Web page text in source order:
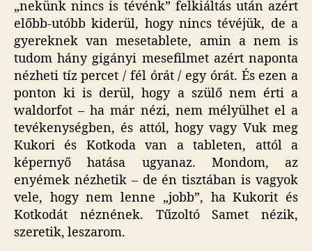
„nekünk nincs is tévénk” felkiáltás után azért
előbb-utóbb kiderül, hogy nincs tévéjük, de a
gyereknek van mesetablete, amin a nem is
tudom hány gigányi mesefilmet azért naponta
nézheti tíz percet / fél órát / egy órát. És ezen a
ponton ki is derül, hogy a szülő nem érti a
waldorfot – ha már nézi, nem mélyülhet el a
tevékenységben, és attól, hogy vagy Vuk meg
Kukori és Kotkoda van a tableten, attól a
képernyő hatása ugyanaz. Mondom, az
enyémek nézhetik – de én tisztában is vagyok
vele, hogy nem lenne „jobb”, ha Kukorit és
Kotkodát néznének. Tűzoltó Samet nézik,
szeretik, leszarom.